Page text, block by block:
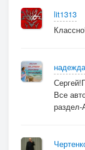
lit1313
надежда
Все
раздел-